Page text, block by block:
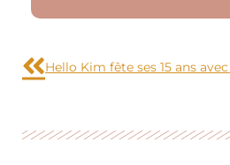
Hello Kim fête ses 15 ans